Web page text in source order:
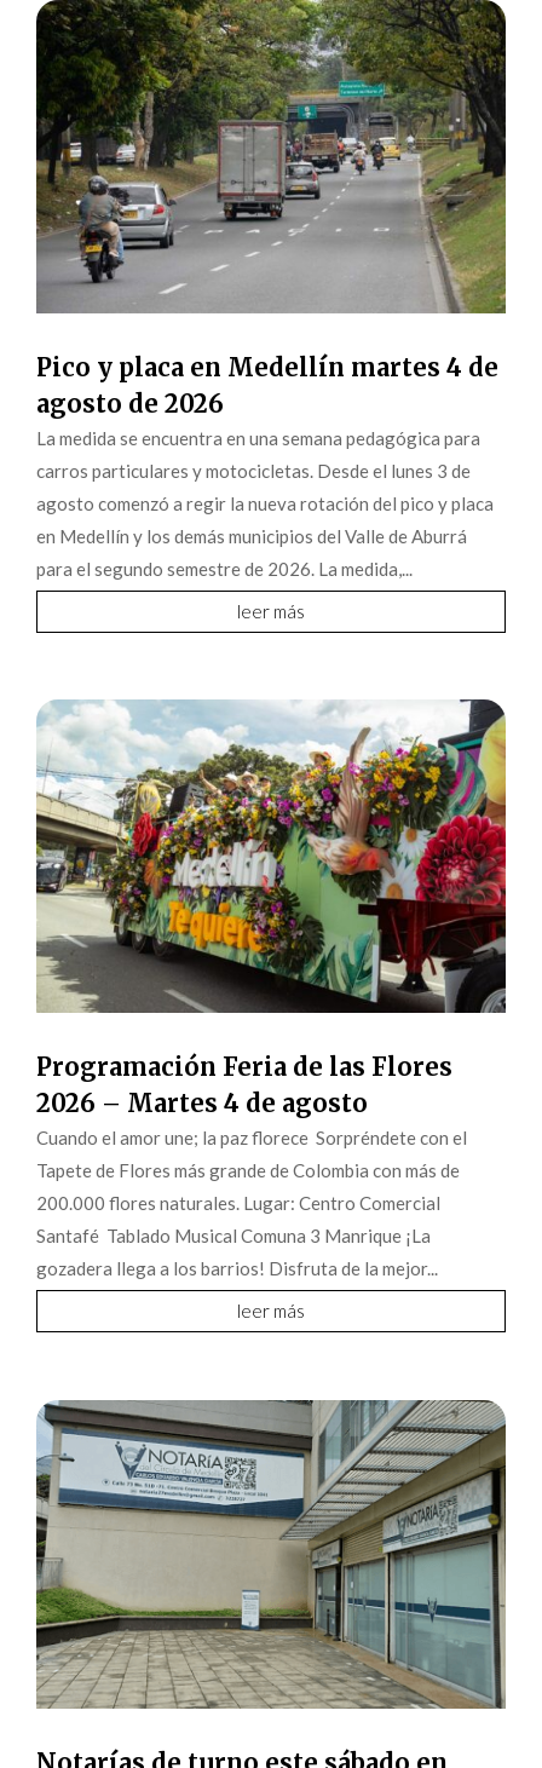
Pico y placa en Medellín martes 4 de
agosto de 2026
La medida se encuentra en una semana pedagógica para
carros particulares y motocicletas. Desde el lunes 3 de
agosto comenzó a regir la nueva rotación del pico y placa
en Medellín y los demás municipios del Valle de Aburrá
para el segundo semestre de 2026. La medida,...
leer más
Programación Feria de las Flores
2026 – Martes 4 de agosto
Cuando el amor une; la paz florece Sorpréndete con el
Tapete de Flores más grande de Colombia con más de
200.000 flores naturales. Lugar: Centro Comercial
Santafé Tablado Musical Comuna 3 Manrique ¡La
gozadera llega a los barrios! Disfruta de la mejor...
leer más